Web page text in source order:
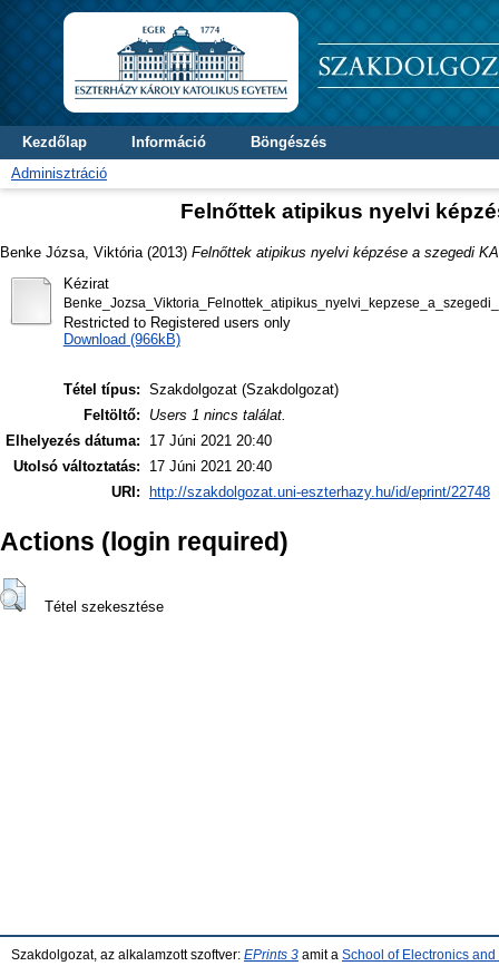
Kezdőlap Információ
Böngészés
Adminisztráció
Felnőttek atipikus nyelvi
Benke Józsa, Viktória (2013) Felnőttek atipikus nyelvi képzése a szegedi
Kézirat
Restricted to Registered users only
Download (966kB)
Tétel típus: Szakdolgozat (Szakdolgozat)
Feltöltő:
Users 1 nincs találat.
Elhelyezés dátuma:
17 Júni 2021 20:40
Utolsó változtatás:
17 Júni 2021 20:40
URI:
http://szakdolgozat.uni-eszterhazy.hu/id/eprint/22748
Actions (login required)
Tétel szekesztése
Szakdolgozat, az alkalamzott szoftver: EPrints 3 amit a School of Electronics